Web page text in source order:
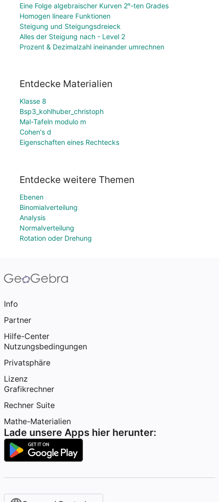
Eine Folge algebraischer Kurven 2ⁿ-ten Grades
Homogen lineare Funktionen
Steigung und Steigungsdreieck
Alles der Steigung nach - Level 2
Prozent & Dezimalzahl ineinander umrechnen
Entdecke Materialien
Klasse 8
Bsp3_kohlhuber_christoph
Mal-Tafeln modulo m
Cohen's d
Eigenschaften eines Rechtecks
Entdecke weitere Themen
Ebenen
Binomialverteilung
Analysis
Normalverteilung
Rotation oder Drehung
Info
Partner
Hilfe-Center
Nutzungsbedingungen
Privatsphäre
Lizenz
Grafikrechner
Rechner Suite
Mathe-Materialien
Lade unsere Apps hier herunter: